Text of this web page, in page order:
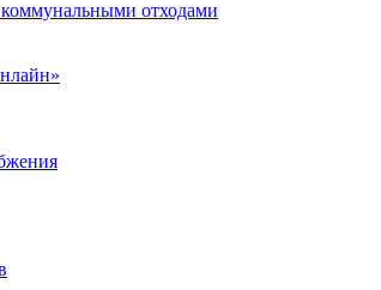
отходами